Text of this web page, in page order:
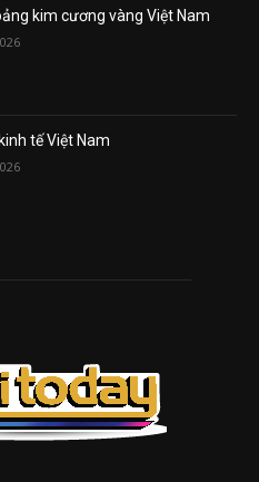
kim cương vàng Việt Nam
tế Việt Nam